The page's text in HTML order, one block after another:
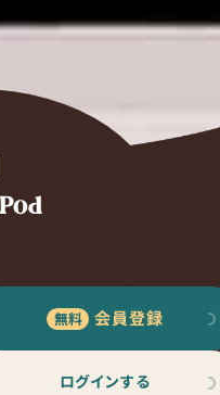
会員登録
ログインする